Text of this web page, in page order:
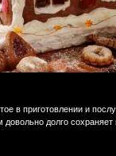
в приготовлении и
долго сохраняет